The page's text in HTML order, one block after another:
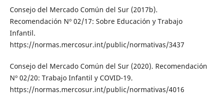
Consejo del Mercado Común del Sur (2017b).
Recomendación Nº 02/17: Sobre Educación y Trabajo
Infantil.
https://normas.mercosur.int/public/normativas/3437
Consejo del Mercado Común del Sur (2020). Recomendación
Nº 02/20: Trabajo Infantil y COVID-19.
https://normas.mercosur.int/public/normativas/4016